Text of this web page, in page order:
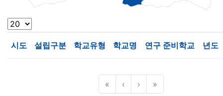
시도 설립구분 학교유형 학교명 연구 준비학교 년도
« ‹ › »